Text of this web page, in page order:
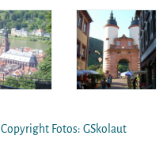
Copyright Fotos: GSkolaut